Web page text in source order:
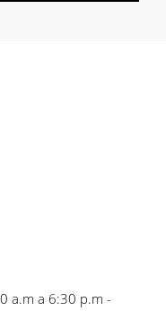
a.m a 6:30 p.m -